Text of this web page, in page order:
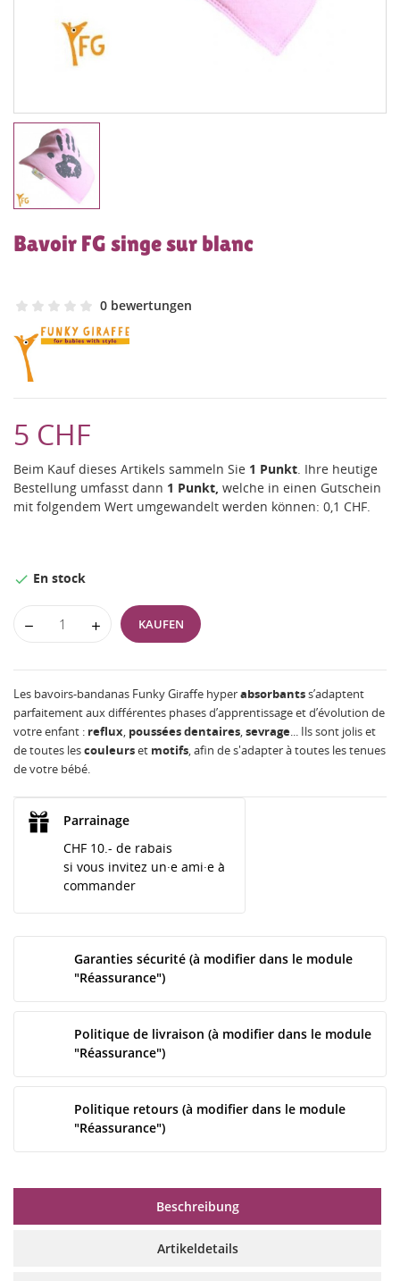
Bavoir FG singe sur blanc
0 bewertungen
5 CHF
Beim Kauf dieses Artikels sammeln Sie 1 Punkt. Ihre heutige
Bestellung umfasst dann 1 Punkt, welche in einen Gutschein
mit folgendem Wert umgewandelt werden können: 0,1 CHF.
 En stock
KAUFEN
Les bavoirs-bandanas Funky Giraffe hyperabsorbantss’adaptent
parfaitement aux différentes phases d’apprentissage et d’évolution de
votre enfant : reflux, pousséesdentaires,sevrage... Ils sont jolis et
de toutes lescouleurset motifs, afin de s'adapter à toutes les tenues
de votre bébé.
Parrainage
CHF 10.- de rabais
si vous invitez un·e ami·e à
commander
Garanties sécurité (à modifier dans le module
"Réassurance")
Politique de livraison (à modifier dans le module
"Réassurance")
Politique retours (à modifier dans le module
"Réassurance")
Beschreibung
Artikeldetails